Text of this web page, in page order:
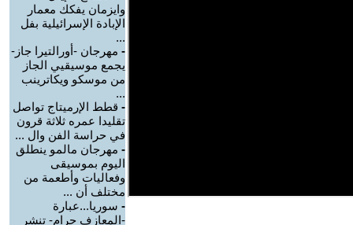
وايزمان يفكك معمار
الإبادة الإسرائيلية بفل
...
- مهرجان -أورالتيرا جاز-
يجمع موسيقيي الجاز
من موسكو ويكاترينب
...
- قطط الإرميتاج تواصل
تقليدا عمره ثلاثة قرون
في حراسة الفن وال ...
- مهرجان مالمو ينطلق
اليوم بموسيقى
وفعاليات وأطعمة من
مختلف أن ...
- سوريا...عبارة
-المعازف حرام- تنشر